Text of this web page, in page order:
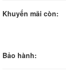
Khuyến mãi còn:
Bảo hành: